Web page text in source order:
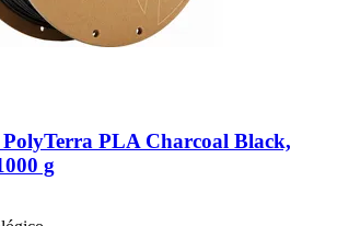
PolyTerra PLA Charcoal Black,
g